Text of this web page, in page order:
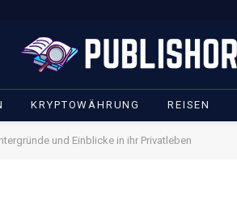
KRYPTOWÄHRUNG REISEN
und Einblicke in ihr Privatleben